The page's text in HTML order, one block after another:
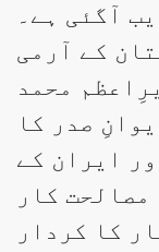
آگئی ہے۔
کے آرمی
محمد
صدر کا
ایران کے
کار
کا کردار